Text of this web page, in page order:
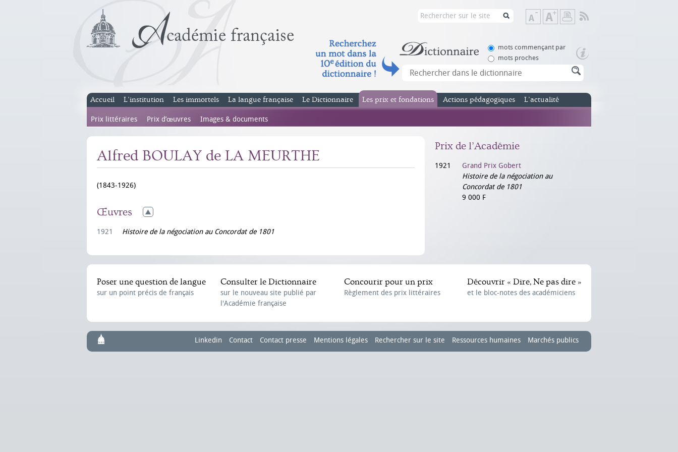
Diminuer
la
de
Augmenter
la
de
mots commençant par
mots proches
Accueil L’institution Les immortels La langue française Le Dictionnaire Les prix et fondations
Prix littéraires Prix d’œuvres Images & documents
Actions pédagogiques L’actualité
Alfred BOULAY de LA MEURTHE
(1843-1926)
Œuvres
1921 Histoire de la négociation au Concordat de 1801
Prix de l’Académie
1921
Grand Prix Gobert
Histoire de la négociation au
Concordat de 1801
9 000 F
Poser une question de langue
sur un point précis de français
Consulter le Dictionnaire
sur le nouveau site publié par
l'Académie française
Concourir pour un prix
Règlement des prix littéraires
Découvrir « Dire, Ne pas dire »
et le bloc-notes des académiciens
Linkedin Contact Contact presse Mentions légales Rechercher sur le site Ressources humaines Marchés publics